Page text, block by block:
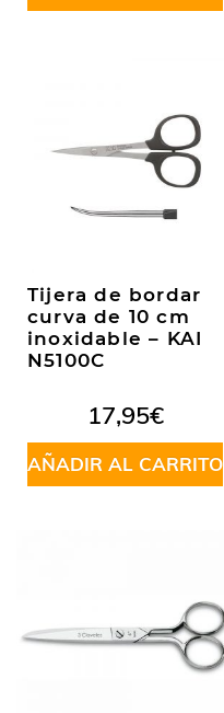
Tijera de bordar
curva de 10 cm
inoxidable – KAI
N5100C
17,95€
AÑADIR AL CARRITO